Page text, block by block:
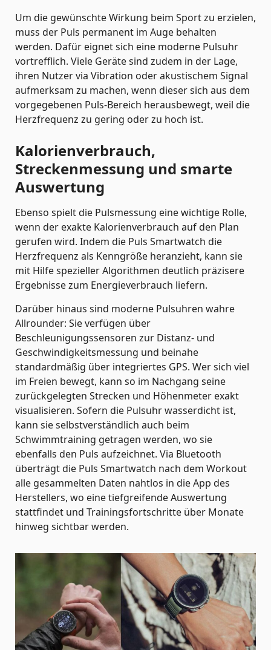
Um die gewünschte Wirkung beim Sport zu erzielen,
muss der Puls permanent im Auge behalten
werden. Dafür eignet sich eine moderne Pulsuhr
vortrefflich. Viele Geräte sind zudem in der Lage,
ihren Nutzer via Vibration oder akustischem Signal
aufmerksam zu machen, wenn dieser sich aus dem
vorgegebenen Puls-Bereich herausbewegt, weil die
Herzfrequenz zu gering oder zu hoch ist.
Kalorienverbrauch,
Streckenmessung und smarte
Auswertung
Ebenso spielt die Pulsmessung eine wichtige Rolle,
wenn der exakte Kalorienverbrauch auf den Plan
gerufen wird. Indem die Puls Smartwatch die
Herzfrequenz als Kenngröße heranzieht, kann sie
mit Hilfe spezieller Algorithmen deutlich präzisere
Ergebnisse zum Energieverbrauch liefern.
Darüber hinaus sind moderne Pulsuhren wahre
Allrounder: Sie verfügen über
Beschleunigungssensoren zur Distanz- und
Geschwindigkeitsmessung und beinahe
standardmäßig über integriertes GPS. Wer sich viel
im Freien bewegt, kann so im Nachgang seine
zurückgelegten Strecken und Höhenmeter exakt
visualisieren. Sofern die Pulsuhr wasserdicht ist,
kann sie selbstverständlich auch beim
Schwimmtraining getragen werden, wo sie
ebenfalls den Puls aufzeichnet. Via Bluetooth
überträgt die Puls Smartwatch nach dem Workout
alle gesammelten Daten nahtlos in die App des
Herstellers, wo eine tiefgreifende Auswertung
stattfindet und Trainingsfortschritte über Monate
hinweg sichtbar werden.